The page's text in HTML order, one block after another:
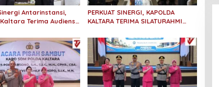
Antarinstansi,
Terima Audiensi
Tarakan
PERKUAT SINERGI, KAPOLDA
KALTARA TERIMA SILATURAHMI
KALIMANTAN UTARA